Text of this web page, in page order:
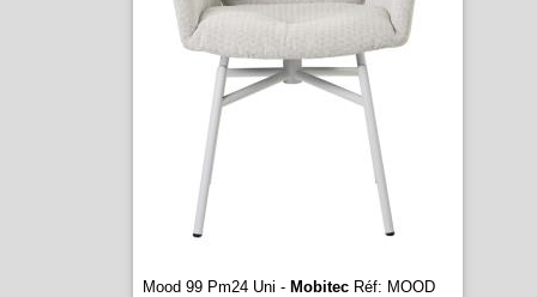
Mood 99 Pm24 Uni - MobitecRéf: MOOD